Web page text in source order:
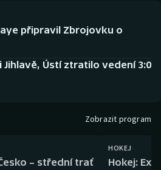
připravil Zbrojovku o
Ústí ztratilo vedení 3:0
Zobrazit program
– střední trať
HOKEJ
Hokej: